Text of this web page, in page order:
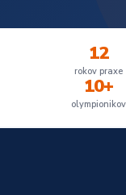
12
rokov praxe
10+
olympionikov